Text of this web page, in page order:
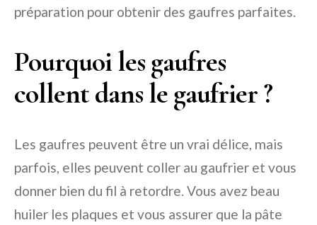
préparation pour obtenir des gaufres parfaites.
Pourquoi les gaufres
collent dans le gaufrier ?
Les gaufres peuvent être un vrai délice, mais
parfois, elles peuvent coller au gaufrier et vous
donner bien du fil à retordre. Vous avez beau
huiler les plaques et vous assurer que la pâte